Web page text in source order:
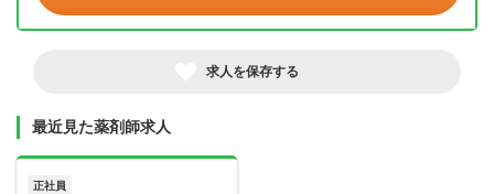
求人を保存する
最近見た薬剤師求人
正社員